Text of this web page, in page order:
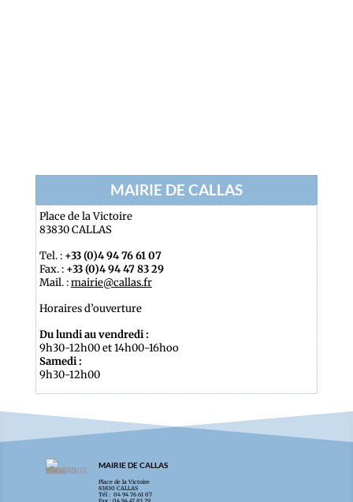
MAIRIE DE CALLAS
Place de la Victoire
83830 CALLAS
Tel. : +33 (0)4 94 76 61 07
Fax. : +33 (0)4 94 47 83 29
Mail. :mairie@callas.fr
Horaires d’ouverture
Du lundi au vendredi :
9h30-12h00 et 14h00-16hoo
Samedi :
9h30-12h00
MAIRIE DE CALLAS
Place de la Victoire
83830 CALLAS
Tél : 04 94 76 61 07